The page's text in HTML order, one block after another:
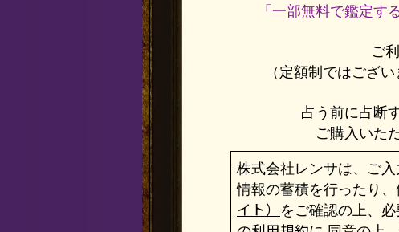
「一部無料で鑑定す
ご
（定額制ではござ
占う前に占断
ご購入いた
株式会社レンサは、ご
情報の蓄積を行ったり
イト） をご確認の上、